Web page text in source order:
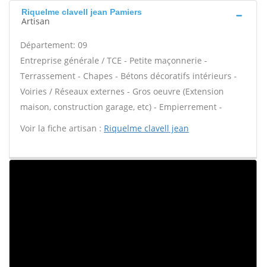
Riquelme clavell jean Pamiers
Artisan
Département: 09
Entreprise générale / TCE - Petite maçonnerie -
Terrassement - Chapes - Bétons décoratifs intérieurs -
Voiries / Réseaux externes - Gros oeuvre (Extension
maison, construction garage, etc) - Empierrement -
Voir la fiche artisan : Riquelme clavell jean